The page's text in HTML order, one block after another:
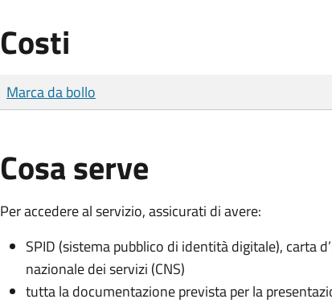
Costi
Tipo di pagamento
Importo
Marca da bollo
Cosa serve
Per accedere al servizio, assicurati di avere:
SPID (sistema pubblico di identità digitale), carta
nazionale dei servizi (CNS)
tutta la documentazione prevista per la